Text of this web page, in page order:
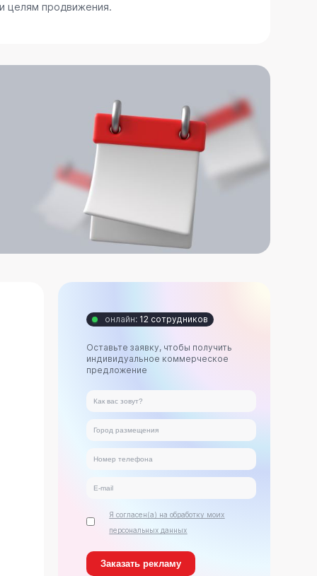
целям продвижения.
онлайн: 12 сотрудников
Оставьте заявку, чтобы получить
индивидуальное коммерческое
предложение
Я согласен(а) на обработку моих
персональных данных